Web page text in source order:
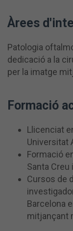
Àrees
Patologia
dedicació a la
per la imatge
Formació
Llicenciat
Universitat
Formació
Santa Creu
Cursos de
Barcelona
mitjançant